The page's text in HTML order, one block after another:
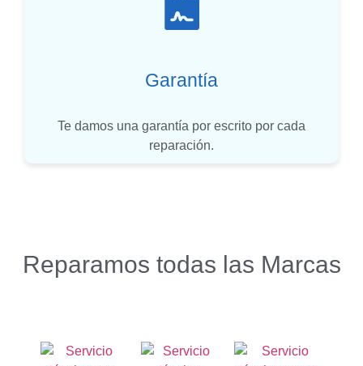
Garantía
Te damos una garantía por escrito por cada
reparación.
Reparamos todas las Marcas